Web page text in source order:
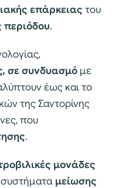
επάρκειας του
περιόδου.
σε συνδυασμό με
έως και το
της Σαντορίνης
που
.
μονάδες
μείωσης